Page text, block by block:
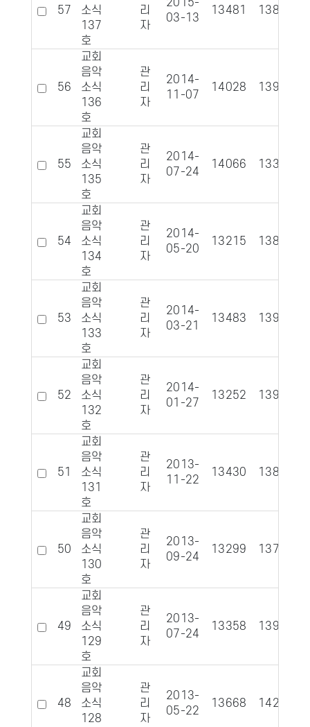
57
소식
137
호
리
자
2015-
03-13
13481 1383
56
교회
음악
소식
136
호
관
리
자
2014-
11-07
14028 1393
55
교회
음악
소식
135
호
관
리
자
2014-
07-24
14066 1339
54
교회
음악
소식
134
호
관
리
자
2014-
05-20
13215 1384
53
교회
음악
소식
133
호
관
리
자
2014-
03-21
13483 1390
52
교회
음악
소식
132
호
관
리
자
2014-
01-27
13252 1391
51
교회
음악
소식
131
호
관
리
자
2013-
11-22
13430 1388
50
교회
음악
소식
130
호
관
리
자
2013-
09-24
13299 1370
49
교회
음악
소식
129
호
관
리
자
2013-
07-24
13358 1397
48
교회
음악
소식
128
관
리
자
2013-
05-22
13668 1426